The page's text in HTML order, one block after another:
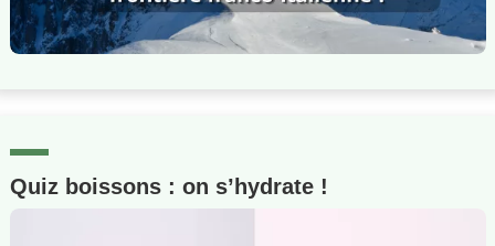
Quiz boissons : on s’hydrate !